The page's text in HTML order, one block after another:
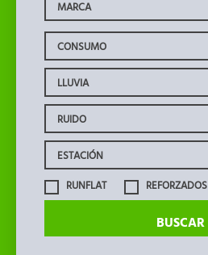
RUNFLAT REFORZADOS
BUSCAR